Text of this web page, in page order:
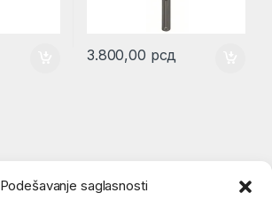
Podešavanje saglasnosti
3.800,00 рсд